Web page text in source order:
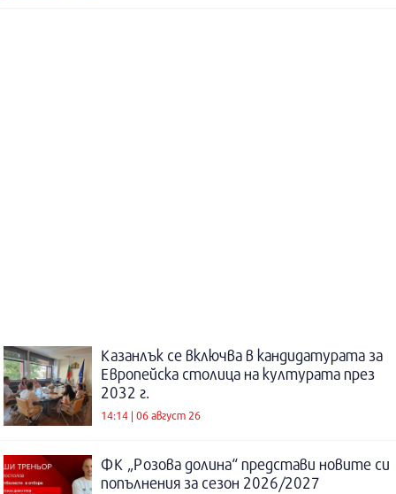
Казанлък се включва в кандидатурата за
Европейска столица на културата през
2032 г.
14:14 | 06 август 26
ФК „Розова долина“ представи новите си
попълнения за сезон 2026/2027